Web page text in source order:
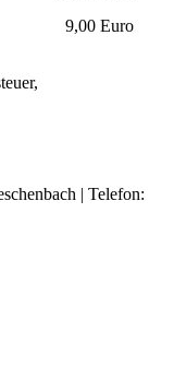
9,00 Euro
| Telefon: